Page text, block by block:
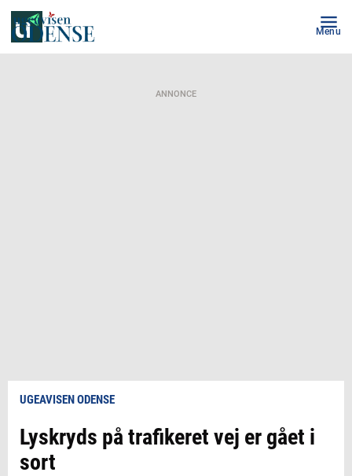
Menu
ANNONCE
UGEAVISEN ODENSE
Lyskryds på trafikeret vej er gået i
sort